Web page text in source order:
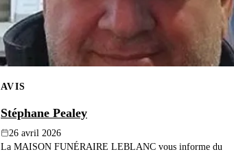
AVIS
Stéphane Pealey
26 avril 2026
La MAISON FUNÉRAIRE LEBLANC vous informe du